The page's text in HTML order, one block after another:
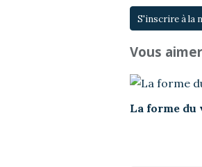
S'inscrire à la
Vous
La forme du